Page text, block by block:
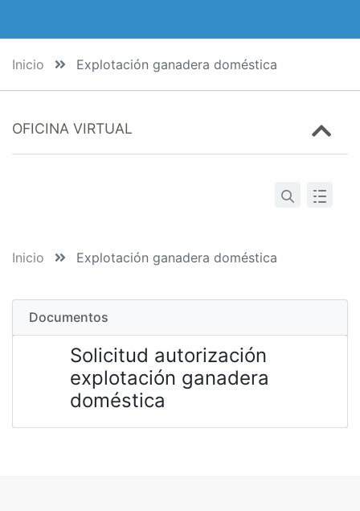
Inicio Explotación ganadera doméstica
OFICINA VIRTUAL
Inicio Explotación ganadera doméstica
Documentos
Solicitud autorización
explotación ganadera
doméstica